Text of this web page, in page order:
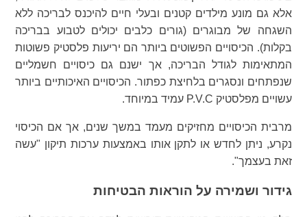
אלא גם מונע מילדים קטנים ובעלי חיים להיכנס לבריכה ללא
השגחה של מבוגרים (גורים כלבים יכולים לטבוע בבריכה
בקלות). הכיסויים הפשוטים ביותר הם יריעות פלסטיק פשוטות
המתאימות לגודל הבריכה, אך ישנם גם כיסויים חשמליים
שנפתחים ונסגרים בלחיצת כפתור. הכיסויים האיכותיים ביותר
עשויים מפלסטיק P.V.C עמיד במיוחד.
מרבית הכיסויים מחזיקים מעמד במשך שנים, אך אם הכיסוי
נקרע, ניתן לחדש או לתקן אותו באמצעות ערכות תיקון "עשה
זאת בעצמך".
גידור ושמירה על הוראות הבטיחות